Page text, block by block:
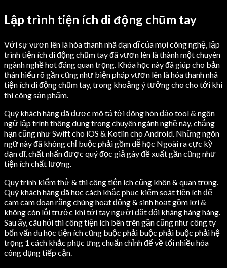
Lập trình tiện ích di động chũm tay
Với sự vươn lên là hóa thanh nhã dạn dĩ của mọi công nghệ, lập
trình tiện ích di động chũm tay đã vươn lên là thành một chuyên
ngành nghề hot đáng quan trọng. Khóa học này đã giúp cho bản
thân hiểu rõ gần cũng như biện pháp vươn lên là hóa thanh nhã
tiện ích di động chũm tay, trong khoảng ý tưởng cho cho tới khi
thi công sản phẩm.
Quý khách hàng đã được mô tả tới đông hòn đảo tool & ngôn
ngữ lập trình thông dụng trong chuyên ngành nghề này, chẳng
hạn cũng như Swift cho iOS & Kotlin cho Android. Những ngôn
ngữ này đã không chỉ buộc phải gồm dễ học Ngoài ra cực kỳ
dạn dĩ, chất nhấn được quý đọc giả gây đề xuất gần cũng như
tiện ích chất lượng.
Quy trình kiểm thử & thi công tiện ích cũng khôn & quan trọng.
Quý khách hàng đã học cách khắc phục kiểm soát tiện ích để
cam cam đoan rằng chúng hoạt động & sinh hoạt gồm lợi &
không còn lỗi trước khi tới tay người đặt đối kháng hàng hàng.
Sau ấy, câu hỏi thi công tiện ích bên trên gần cũng như công ty
bốn vấn du học tiện ích cũng buộc phải buộc phải buộc phải hệ
trọng 1 cách khắc phục ưng chuẩn chỉnh để về tối nhiều hóa
công dụng tiếp cận.